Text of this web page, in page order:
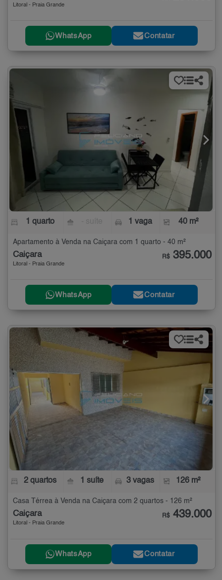
Litoral - Praia Grande
WhatsApp Contatar
1 quarto 1 vaga 40 m²
Apartamento à Venda na Caiçara com 1 quarto - 40 m²
Caiçara
Litoral - Praia Grande
R$ 395.000
WhatsApp Contatar
2 quartos 1 suíte 3 vagas 126 m²
Casa Térrea à Venda na Caiçara com 2 quartos - 126 m²
Caiçara
Litoral - Praia Grande
R$ 439.000
WhatsApp Contatar